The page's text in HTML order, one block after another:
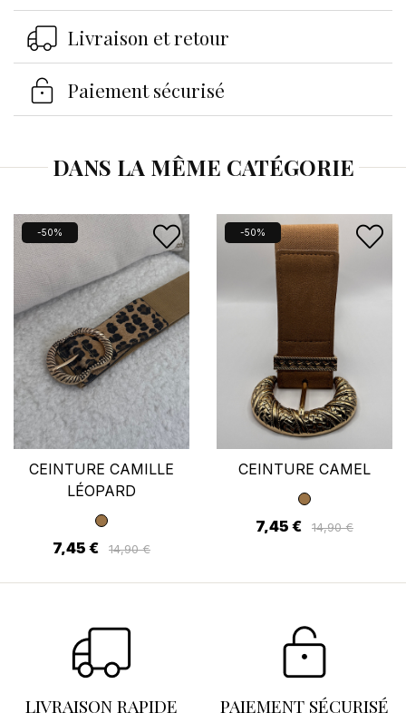
Livraison et retour
Paiement sécurisé
DANS LA MÊME CATÉGORIE
-50%
CEINTURE CAMILLE
LÉOPARD
7,45 € 14,90 €
-50%
CEINTURE CAMEL
7,45 € 14,90 €
LIVRAISON RAPIDE PAIEMENT SÉCURISÉ
Vous devez être connecté pour enregistrer des
produits dans votre liste d'envies.